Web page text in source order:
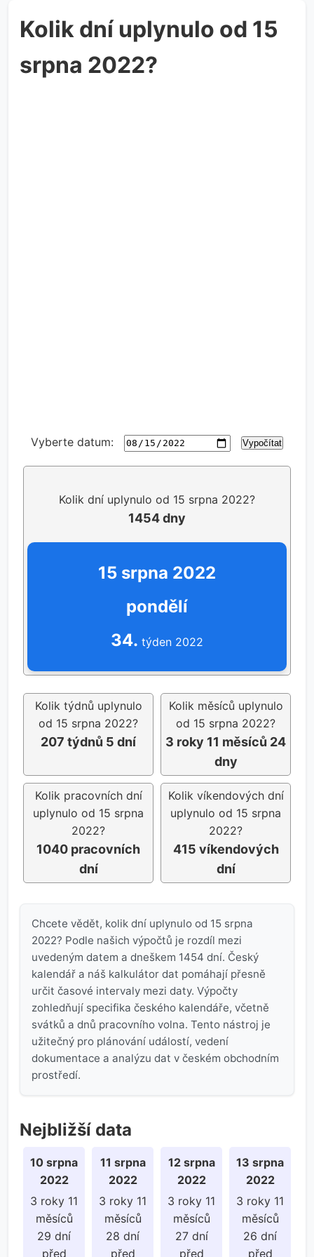
Kolik dní uplynulo od 15
srpna 2022?
Vyberte datum: Vypočítat
Kolik dní uplynulo od 15 srpna 2022?
1454 dny
15 srpna 2022
pondělí
34. týden 2022
Kolik týdnů uplynulo
od 15 srpna 2022?
207 týdnů 5 dní
Kolik měsíců uplynulo
od 15 srpna 2022?
3 roky 11 měsíců 24
dny
Kolik pracovních dní
uplynulo od 15 srpna
2022?
1040 pracovních
dní
Kolik víkendových dní
uplynulo od 15 srpna
2022?
415 víkendových
dní
Chcete vědět, kolik dní uplynulo od 15 srpna
2022? Podle našich výpočtů je rozdíl mezi
uvedeným datem a dneškem 1454 dní. Český
kalendář a náš kalkulátor dat pomáhají přesně
určit časové intervaly mezi daty. Výpočty
zohledňují specifika českého kalendáře, včetně
svátků a dnů pracovního volna. Tento nástroj je
užitečný pro plánování událostí, vedení
dokumentace a analýzu dat v českém obchodním
prostředí.
Nejbližší data
10 srpna
2022
3 roky 11
měsíců
29 dní
před
11 srpna
2022
3 roky 11
měsíců
28 dní
před
12 srpna
2022
3 roky 11
měsíců
27 dní
před
13 srpna
2022
3 roky 11
měsíců
26 dní
před